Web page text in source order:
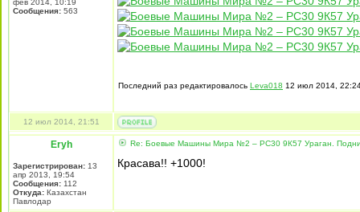
фев 2014, 10:19
Сообщения: 563
Последний раз редактировалось Leva018 12 июл 2014,
12 июл 2014, 21:51
Eryh
Зарегистрирован: 13
апр 2013, 19:54
Сообщения: 112
Откуда: Казахстан
Павлодар
Re: Боевые Машины Мира №2 – РС30 9К57 Ураган.
Красава!! +1000!